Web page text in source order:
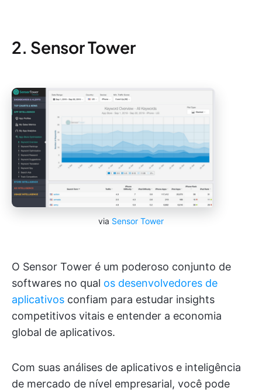
2. Sensor Tower
via Sensor Tower
O Sensor Tower é um poderoso conjunto de
softwares no qual os desenvolvedores de
aplicativos confiam para estudar insights
competitivos vitais e entender a economia
global de aplicativos.
Com suas análises de aplicativos e inteligência
de mercado de nível empresarial, você pode